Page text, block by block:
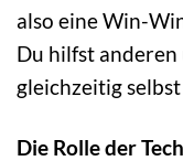
also eine Win-
Du hilfst
gleichzeitig
Die Rolle der